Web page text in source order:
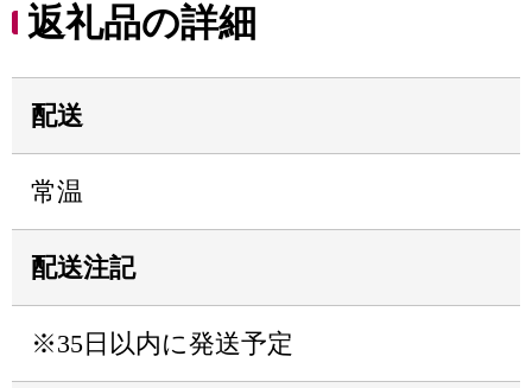
返礼品の詳細
配送
常温
配送注記
※35日以内に発送予定